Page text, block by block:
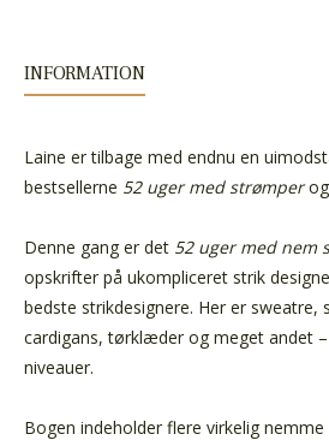
INFORMATION
Laine er tilbage med endnu en
bestsellerne 52 uger med strømper og
Denne gang er det 52 uger med nem
opskrifter på ukompliceret strik
bedste strikdesignere. Her er sweatre,
cardigans, tørklæder og meget andet
niveauer.
Bogen indeholder flere virkelig